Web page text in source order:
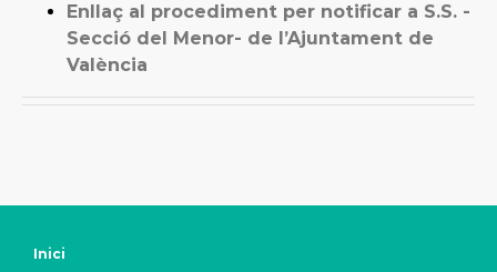
Enllaç al procediment per notificar a S.S. -
Secció del Menor- de l’Ajuntament de
València
Inici